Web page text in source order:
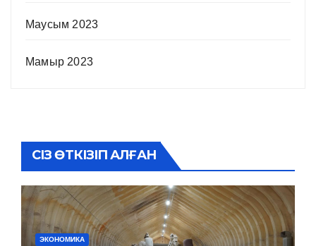
Маусым 2023
Мамыр 2023
СІЗ ӨТКІЗІП АЛҒАН
ЭКОНОМИКА